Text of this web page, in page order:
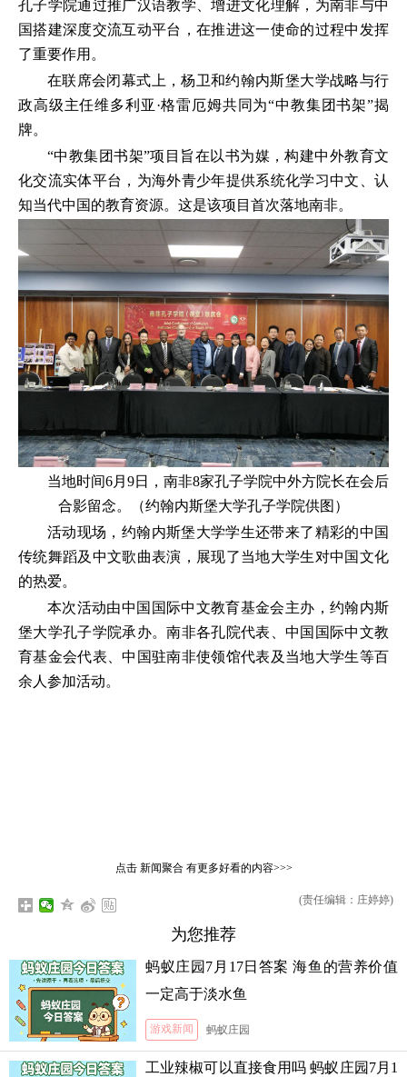
孔子学院通过推广汉语教学、增进文化理解，为南非与中
国搭建深度交流互动平台，在推进这一使命的过程中发挥
了重要作用。
在联席会闭幕式上，杨卫和约翰内斯堡大学战略与行
政高级主任维多利亚·格雷厄姆共同为“中教集团书架”揭
牌。
“中教集团书架”项目旨在以书为媒，构建中外教育文
化交流实体平台，为海外青少年提供系统化学习中文、认
知当代中国的教育资源。这是该项目首次落地南非。
当地时间6月9日，南非8家孔子学院中外方院长在会后
合影留念。（约翰内斯堡大学孔子学院供图）
活动现场，约翰内斯堡大学学生还带来了精彩的中国
传统舞蹈及中文歌曲表演，展现了当地大学生对中国文化
的热爱。
本次活动由中国国际中文教育基金会主办，约翰内斯
堡大学孔子学院承办。南非各孔院代表、中国国际中文教
育基金会代表、中国驻南非使领馆代表及当地大学生等百
余人参加活动。
点击 新闻聚合有更多好看的内容>>>
(责任编辑：庄婷婷)
为您推荐
蚂蚁庄园7月17日答案 海鱼的营养价值
一定高于淡水鱼
游戏新闻 蚂蚁庄园
工业辣椒可以直接食用吗 蚂蚁庄园7月1